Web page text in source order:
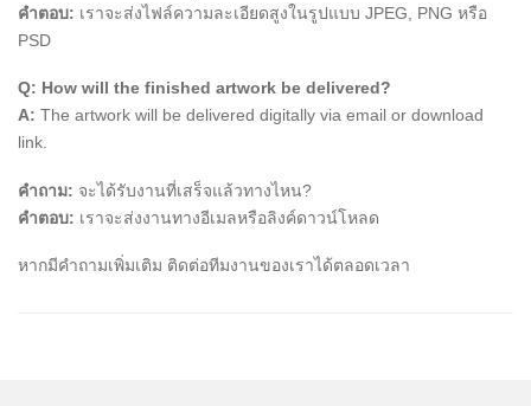
คำตอบ: เราจะส่งไฟล์ความละเอียดสูงในรูปแบบ JPEG, PNG หรือ
PSD
Q: How will the finished artwork be delivered?
A: The artwork will be delivered digitally via email or download
link.
คำถาม: จะได้รับงานที่เสร็จแล้วทางไหน?
คำตอบ: เราจะส่งงานทางอีเมลหรือลิงค์ดาวน์โหลด
หากมีคำถามเพิ่มเติม ติดต่อทีมงานของเราได้ตลอดเวลา